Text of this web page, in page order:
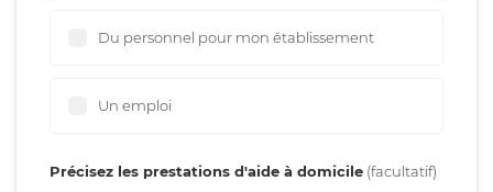
Du personnel pour mon établissement
Un emploi
Précisez les prestations d'aide à domicile